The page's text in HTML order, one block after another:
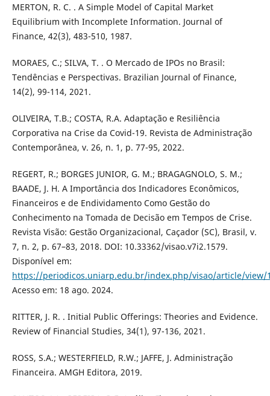
MERTON, R. C. . A Simple Model of Capital Market
Equilibrium with Incomplete Information. Journal of
Finance, 42(3), 483-510, 1987.
MORAES, C.; SILVA, T. . O Mercado de IPOs no Brasil:
Tendências e Perspectivas. Brazilian Journal of Finance,
14(2), 99-114, 2021.
OLIVEIRA, T.B.; COSTA, R.A. Adaptação e Resiliência
Corporativa na Crise da Covid-19. Revista de Administração
Contemporânea, v. 26, n. 1, p. 77-95, 2022.
REGERT, R.; BORGES JUNIOR, G. M.; BRAGAGNOLO, S. M.;
BAADE, J. H. A Importância dos Indicadores Econômicos,
Financeiros e de Endividamento Como Gestão do
Conhecimento na Tomada de Decisão em Tempos de Crise.
Revista Visão: Gestão Organizacional, Caçador (SC), Brasil, v.
7, n. 2, p. 67–83, 2018. DOI: 10.33362/visao.v7i2.1579.
Disponível em:
https://periodicos.uniarp.edu.br/index.php/visao/article/view/
Acesso em: 18 ago. 2024.
RITTER, J. R. . Initial Public Offerings: Theories and Evidence.
Review of Financial Studies, 34(1), 97-136, 2021.
ROSS, S.A.; WESTERFIELD, R.W.; JAFFE, J. Administração
Financeira. AMGH Editora, 2019.